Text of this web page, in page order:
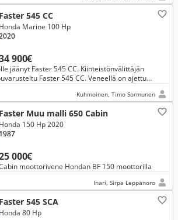
Faster 545 CC
900€
Honda Marine 100 Hp
545 CC. Kiinteistönvälittäjän
Faster 545 CC. Veneellä on ajettu
Kuhmoinen, Timo Sormunen
Faster Muu malli 650 Cabin
000€
Honda 150 Hp 2020
1987
moottorivene Hondan BF 150 moottorilla
Inari, Sirpa Leppänoro
Faster 545 SCA
Honda 80 Hp